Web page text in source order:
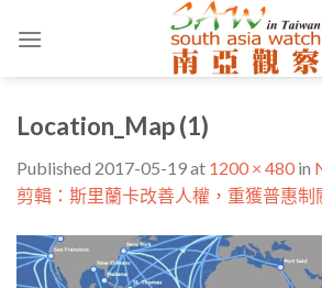
Location_Map (1)
Published 2017-05-19at 1200 × 480 in
剪輯：斯里蘭卡改善人權，重獲普惠制